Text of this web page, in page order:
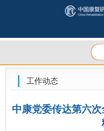
工作动态
中康党委传达第六